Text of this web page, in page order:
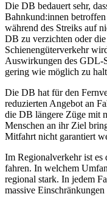
Die DB bedauert sehr,
Bahnkund:innen
während des Streiks auf
DB zu verzichten oder
Schienengüterverkehr
Auswirkungen des GDL-
gering wie möglich zu
Die DB hat für den
reduzierten Angebot an
die DB längere Züge mit
Menschen an ihr Ziel
Mitfahrt nicht garantiert
Im Regionalverkehr ist es
fahren. In welchem
regional stark. In jedem
massive Einschränkungen